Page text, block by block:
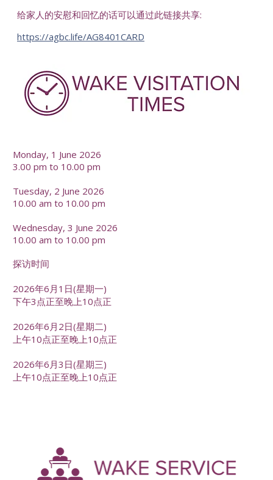
给家人的安慰和回忆的话可以通过此链接共享:
https://agbc.life/AG8401CARD
Monday, 1 June 2026
3.00 pm to 10.00 pm
Tuesday, 2 June 2026
10.00 am to 10.00 pm
Wednesday, 3 June 2026
10.00 am to 10.00 pm
探访时间
2026年6月1日(星期一)
下午3点正至晚上10点正
2026年6月2日(星期二)
上午10点正至晚上10点正
2026年6月3日(星期三)
上午10点正至晚上10点正